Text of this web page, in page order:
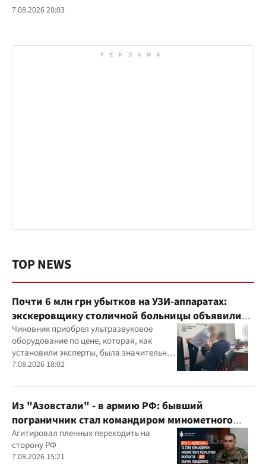
7.08.2026 20:03
TOP NEWS
Почти 6 млн грн убытков на УЗИ-аппаратах:
экскеровщику столичной больницы объявили
подозрение
Чиновник приобрел ультразвуковое
оборудование по цене, которая, как
установили эксперты, была значительно
выше рыночной
7.08.2026 18:02
Из "Азовстали" - в армию РФ: бывший
пограничник стал командиром минометного
расчета оккупантов
Агитировал пленных переходить на
сторону РФ
7.08.2026 15:21